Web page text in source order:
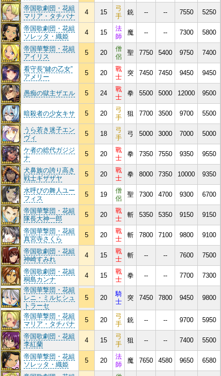
帝国歌劇団・花組
マリア・タチバナ
4 15
弓
手
銃 -- -- 7550 5250
帝国歌劇団・花組
ソレッタ・織姫
4 15
法
師
魔 -- -- 7300 5800
帝国華撃団・花組
アイリス
5 20
僧
侶
聖 7750 5400 9750 7400
看守長“鍵の乙女”
アメリー
5 20
戰
士
突 7450 7450 9450 9450
愚痴の獄主ザエル 5 24
戰
士
拳 5500 5000 12000 9500
暗殺者の少女キサ 5 20
弓
手
狙 7700 3500 9700 5500
うら若き迷子エン
ヴィ
5 18
弓
手
弓 5000 3000 7000 5000
ケ者の総代ガジジ
ナ
5 20
戰
士
拳 7350 7550 9350 9550
犬鼻族の誇り高き
戦士ギザザヤ
5 20
戰
士
拳 8000 7350 10000 9350
水呼びの舞人ユー
フィス
5 19
僧
侶
聖 7300 4700 9300 6700
帝国華撃団・花組
隊長大神一郎
5 20
戰
士
斬 5350 5350 9150 9150
帝国華撃団・花組
真宮寺さくら
5 20
戰
士
斬 7800 7100 9800 9100
帝国歌劇団・花組
神崎すみれ
4 15
戰
士
斬 -- -- 7600 7500
帝国歌劇団・花組
桐島カンナ
4 15
戰
士
拳 -- -- 7700
7300
帝国華撃団・花組
レニ・ミルヒシュ
トラーセ
5 20
騎
士
突 7450 7800 9450 9800
帝国華撃団・花組
マリア・タチバナ
5 20
弓
手
銃 -- -- 9700 5950
帝国歌劇団・花組
李紅蘭
4 15
弓
手
狙 -- -- 7400 5500
帝国華撃団・花組
ソレッタ・織姫
5 20
法
師
魔 7650 4580 9650 6580